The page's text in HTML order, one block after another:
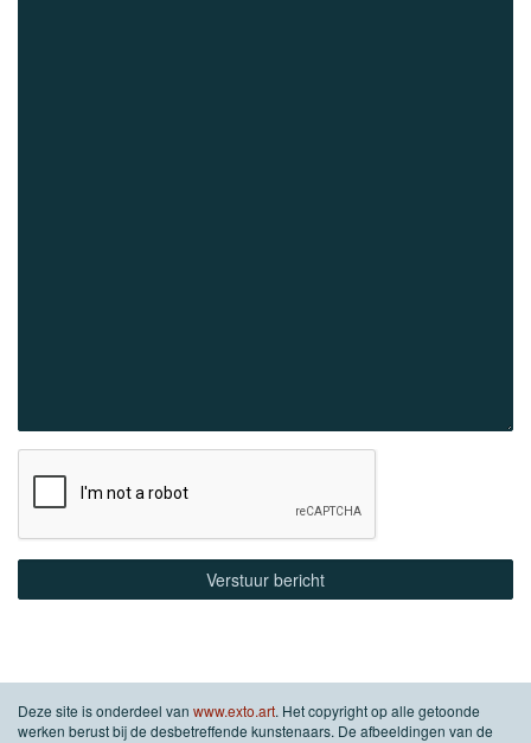
Deze site is onderdeel van www.exto.art. Het copyright op alle getoonde
werken berust bij de desbetreffende kunstenaars. De afbeeldingen van de